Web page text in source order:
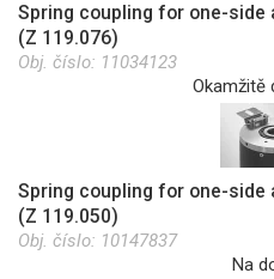
Spring coupling for one-side
(Z 119.076)
Obj. číslo: 11034123
Okamžitě
Spring coupling for one-side
(Z 119.050)
Obj. číslo: 10147837
Na